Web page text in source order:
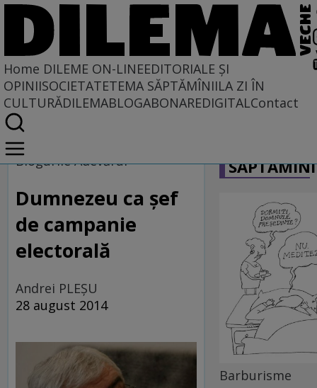
Home DILEME ON-LINEEDITORIALE ȘI
OPINIISOCIETATETEMA SĂPTĂMÎNIILA ZI ÎN
CULTURĂDILEMABLOGABONAREDIGITALContact
Home
Dileme on-line
Blogurile Adevărul
Dumnezeu ca şef
de campanie
electorală
Andrei PLEŞU
28 august 2014
Barburisme